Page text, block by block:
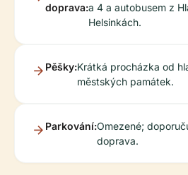
doprava:a 4 a autobusem z
Helsinkách.
Pěšky:Krátká procházka od
městských památek.
Parkování:Omezené;
doprava.